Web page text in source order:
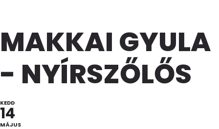
MAKKAI GYULA
- NYÍRSZŐLŐS
KEDD
14
MÁJUS